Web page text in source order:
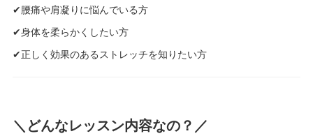
✔腰痛や肩凝りに悩んでいる方
✔身体を柔らかくしたい方
✔正しく効果のあるストレッチを知りたい方
＼どんなレッスン内容なの？／